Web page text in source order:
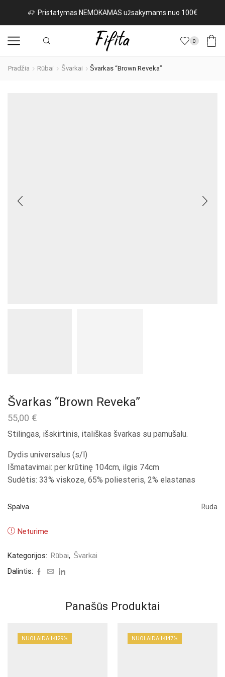
Pristatymas NEMOKAMAS užsakymams nuo 100€
0
Pradžia Rūbai Švarkai Švarkas “Brown Reveka”
Švarkas “Brown Reveka”
55,00 €
Stilingas, išskirtinis, itališkas švarkas su pamušalu.
Dydis universalus (s/l)
Išmatavimai: per krūtinę 104cm, ilgis 74cm
Sudėtis: 33% viskoze, 65% poliesteris, 2% elastanas
Spalva Ruda
Neturime
Kategorijos: Rūbai, Švarkai
Dalintis:
Panašūs Produktai
NUOLAIDA IKI 29% NUOLAIDA IKI 47%